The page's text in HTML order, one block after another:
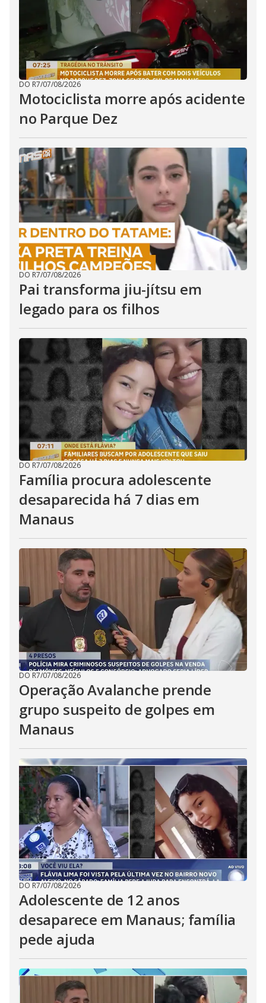
DO R7/07/08/2026
Motociclista morre após acidente
no Parque Dez
DO R7/07/08/2026
Pai transforma jiu-jítsu em
legado para os filhos
DO R7/07/08/2026
Família procura adolescente
desaparecida há 7 dias em
Manaus
DO R7/07/08/2026
Operação Avalanche prende
grupo suspeito de golpes em
Manaus
DO R7/07/08/2026
Adolescente de 12 anos
desaparece em Manaus; família
pede ajuda